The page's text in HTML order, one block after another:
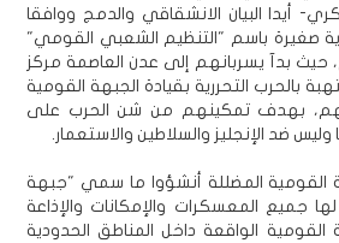
أيدا البيان الانشقاقي والدمج ووافقا
صغيرة باسم "التنظيم الشعبي القومي"
حيث بدآ يسربانهم إلى عدن العاصمة مركز
بالحرب التحررية بقيادة الجبهة القومية
بهدف تمكينهم من شن الحرب على
وليس ضد الإنجليز والسلاطين والاستعمار.
القومية المضللة أنشؤوا ما سمي "جبهة
لها جميع المعسكرات والإمكانات والإذاعة
القومية الواقعة داخل المناطق الحدودية